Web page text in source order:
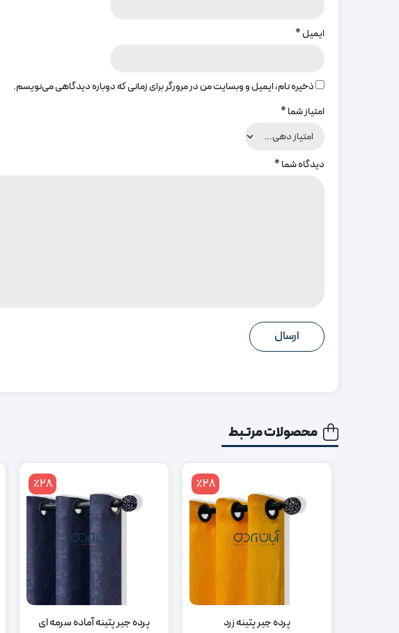
ایمیل*
ذخیره نام، ایمیل و وبسایت من در مرورگر برای زمانی که دوباره دیدگاهی می‌نویسم.
امتیاز شما*
دیدگاه شما*
محصولات مرتبط
٪28
پرده جیر پتینه زرد
٪28
پرده جیر پتینه آماده سرمه ای